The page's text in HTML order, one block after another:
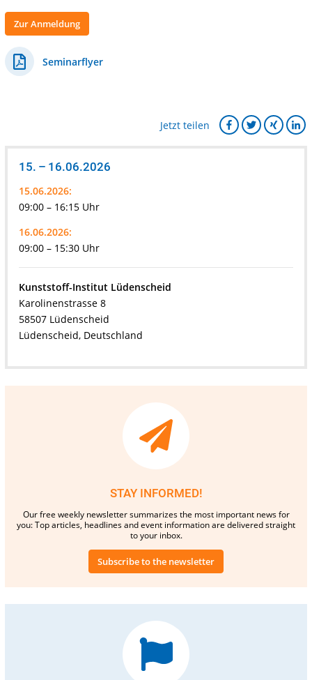
Zur Anmeldung
Seminarflyer
Jetzt teilen
15. – 16.06.2026
15.06.2026:
09:00 – 16:15 Uhr
16.06.2026:
09:00 – 15:30 Uhr
Kunststoff-Institut Lüdenscheid
Karolinenstrasse 8
58507 Lüdenscheid
Lüdenscheid, Deutschland
STAY INFORMED!
Our free weekly newsletter summarizes the most important news for
you: Top articles, headlines and event information are delivered straight
to your inbox.
Subscribe to the newsletter